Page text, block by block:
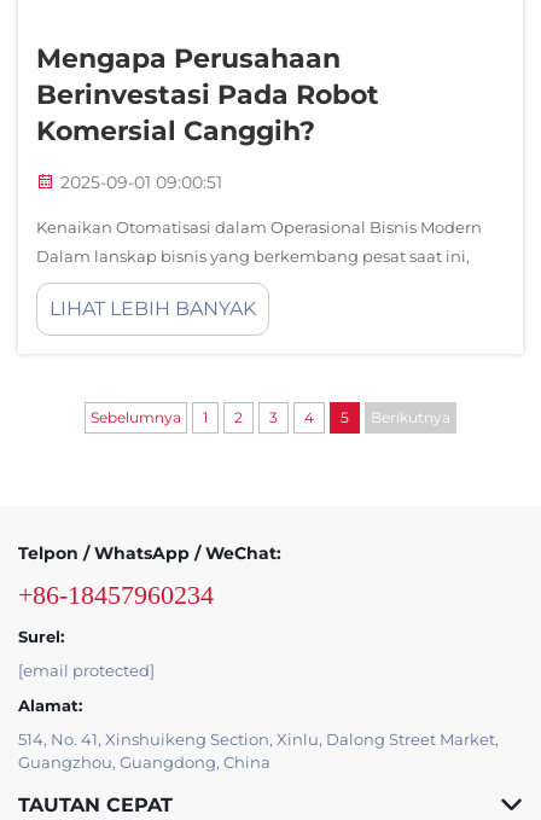
Mengapa Perusahaan
Berinvestasi Pada Robot
Komersial Canggih?
2025-09-01 09:00:51
Kenaikan Otomatisasi dalam Operasional Bisnis Modern
Dalam lanskap bisnis yang berkembang pesat saat ini,
robot komersial telah menjadi fondasi dalam keunggulan
industri dan operasional. Mesin-mesin canggih ini sedang
LIHAT LEBIH BANYAK
Sebelumnya 1 2 3 4 5 Berikutnya
Telpon / WhatsApp / WeChat:
+86-18457960234
Surel:
[email protected]
Alamat:
514, No. 41, Xinshuikeng Section, Xinlu, Dalong Street Market,
Guangzhou, Guangdong, China
TAUTAN CEPAT